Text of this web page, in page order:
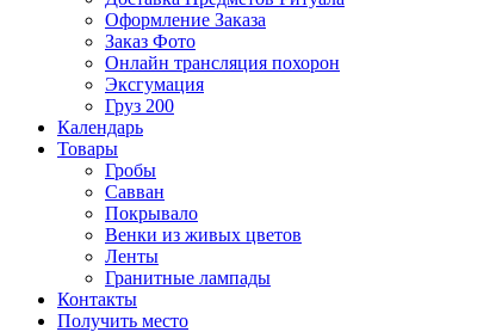
Оформление Заказа
Заказ Фото
Онлайн трансляция похорон
Эксгумация
Груз 200
Календарь
Товары
Гробы
Савван
Покрывало
Венки из живых цветов
Ленты
Гранитные лампады
Контакты
Получить место